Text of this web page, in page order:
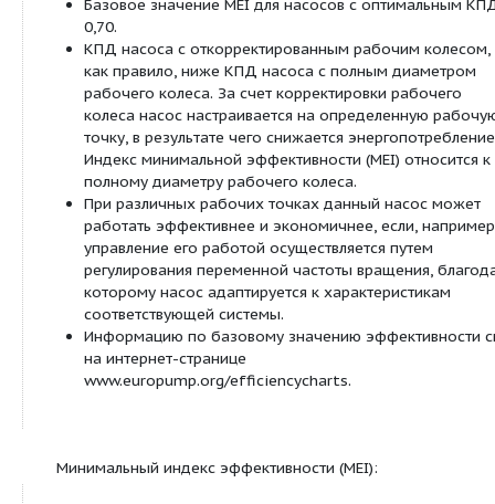
имеют допуски KTW и WRAS
Мотор трехфазного тока IE2-IEC (≥ 0,75 кВт,
запросу)
Технические характеристики:
Электроподключение:
1~230 В (±10 %), 50 Гц или в качестве
(±10 %), 60 Гц (до 1,5 кВт); только MVI 1.
3~230 В (±10 %), 50 Гц (Δ) или в
(±10 %), 60 Гц (Δ) до 4,0 кВт,
400 В (±10 %), 50 Гц (Y) или в качестве
Рабочее давление макс. 16/25 бар